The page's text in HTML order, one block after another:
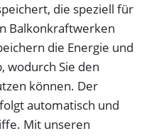
die speziell für
Balkonkraftwerken
die Energie und
wodurch Sie den
können. Der
automatisch und
Mit unseren